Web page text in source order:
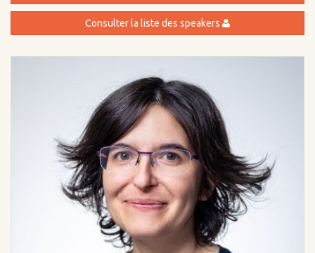
Consulter la liste des speakers